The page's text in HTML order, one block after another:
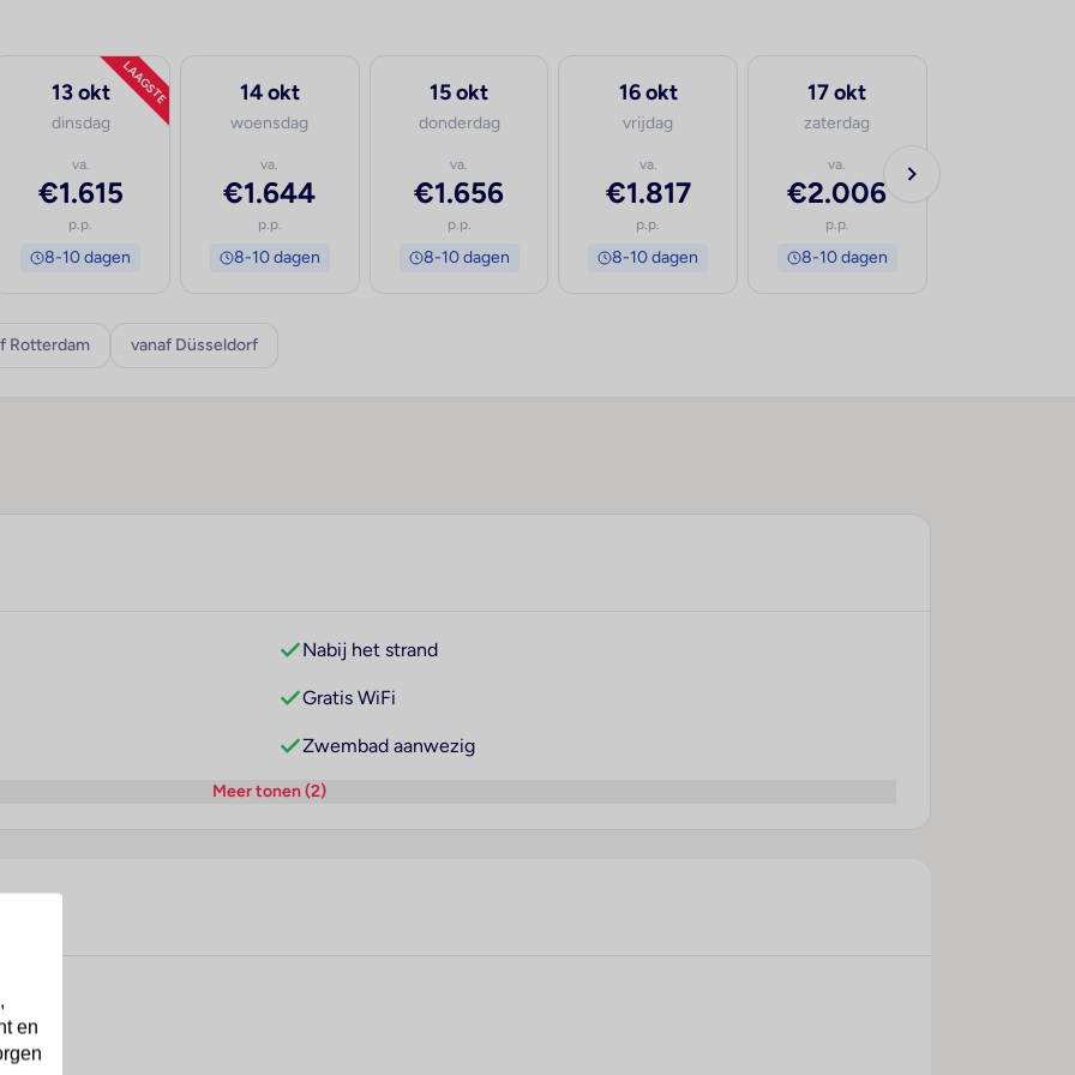
LAAGSTE
13 okt
dinsdag
va.
€1.615
p.p.
8-10 dagen
14 okt
woensdag
va.
€1.644
p.p.
8-10 dagen
15 okt
donderdag
va.
€1.656
p.p.
8-10 dagen
16 okt
vrijdag
va.
€1.817
p.p.
8-10 dagen
17 okt
zaterdag
va.
€2.006
p.p.
8-10 dagen
Rotterdam vanaf Düsseldorf
Nabij het strand
Gratis WiFi
Zwembad aanwezig
Meer tonen (2)
en